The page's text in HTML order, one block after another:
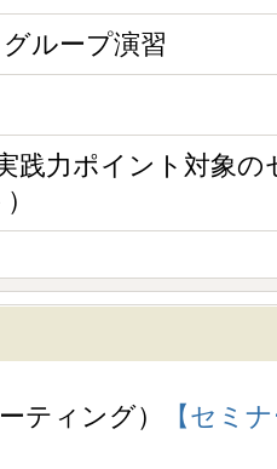
ループ演習
践力ポイント対象の
ティング）
【セミ